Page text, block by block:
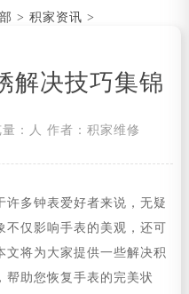
> 积家资讯 >
解决技巧集锦
： 人 作者：积家维修
多钟表爱好者来说，无疑
不仅影响手表的美观，还可
文将为大家提供一些解决积
帮助您恢复手表的完美状